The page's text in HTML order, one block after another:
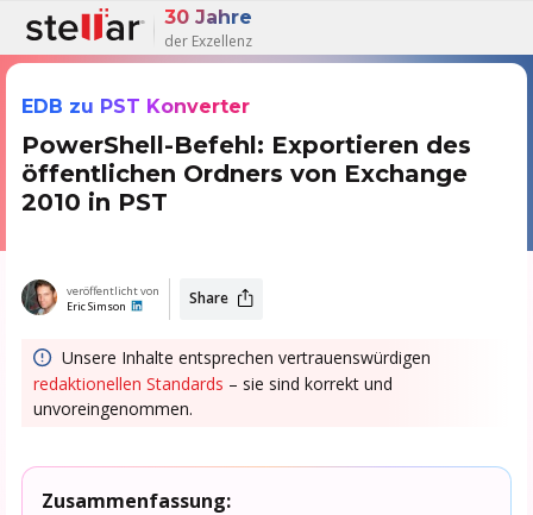
30 Jahre
der Exzellenz
EDB zu PST Konverter
PowerShell-Befehl: Exportieren des
öffentlichen Ordners von Exchange
2010 in PST
veröffentlicht von
Eric Simson Share
Unsere Inhalte entsprechen vertrauenswürdigen
redaktionellen Standards – sie sind korrekt und
unvoreingenommen.
Zusammenfassung: